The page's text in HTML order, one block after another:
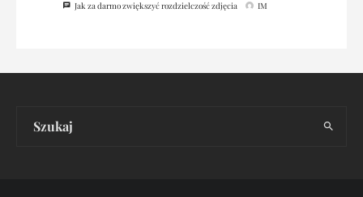
Jak za darmo zwiększyć rozdzielczość zdjęcia IM